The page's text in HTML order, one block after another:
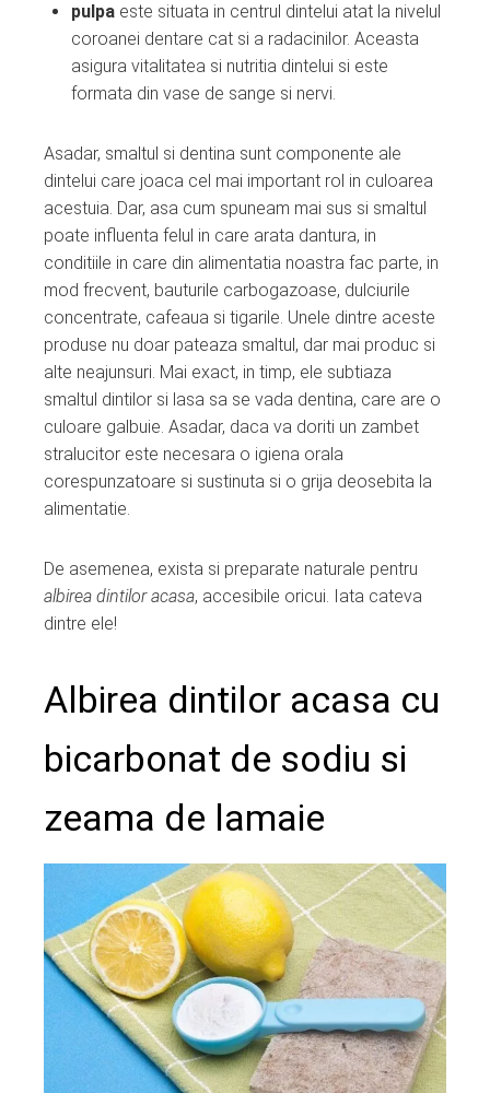
pulpa este situata in centrul dintelui atat la nivelul
coroanei dentare cat si a radacinilor. Aceasta
asigura vitalitatea si nutritia dintelui si este
formata din vase de sange si nervi.
Asadar, smaltul si dentina sunt componente ale
dintelui care joaca cel mai important rol in culoarea
acestuia. Dar, asa cum spuneam mai sus si smaltul
poate influenta felul in care arata dantura, in
conditiile in care din alimentatia noastra fac parte, in
mod frecvent, bauturile carbogazoase, dulciurile
concentrate, cafeaua si tigarile. Unele dintre aceste
produse nu doar pateaza smaltul, dar mai produc si
alte neajunsuri. Mai exact, in timp, ele subtiaza
smaltul dintilor si lasa sa se vada dentina, care are o
culoare galbuie. Asadar, daca va doriti un zambet
stralucitor este necesara o igiena orala
corespunzatoare si sustinuta si o grija deosebita la
alimentatie.
De asemenea, exista si preparate naturale pentru
albirea dintilor acasa, accesibile oricui. Iata cateva
dintre ele!
Albirea dintilor acasa cu
bicarbonat de sodiu si
zeama de lamaie